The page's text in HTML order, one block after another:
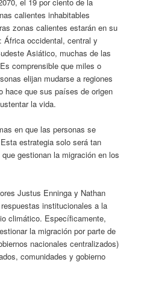
calientes inhabitables
zonas calientes estarán en su
África occidental, central y
Asiático, muchas de las
comprensible que miles o
elijan mudarse a regiones
que sus países de origen
la vida.
en que las personas se
estrategia solo será tan
gestionan la migración en los
Justus Enninga y Nathan
institucionales a la
climático. Específicamente,
la migración por parte de
nacionales centralizados)
comunidades y gobierno